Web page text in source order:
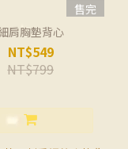
售完
肩胸墊背心
NT$549
NT$799